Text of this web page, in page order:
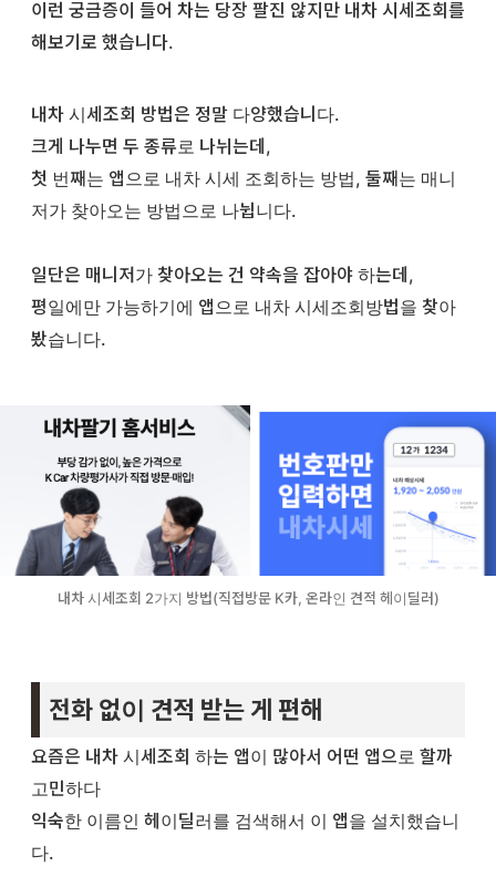
이런 궁금증이 들어 차는 당장 팔진 않지만 내차 시세조회를
해보기로 했습니다.
내차 시세조회 방법은 정말 다양했습니다.
크게 나누면 두 종류로 나뉘는데,
첫 번째는 앱으로 내차 시세 조회하는 방법, 둘째는 매니
저가 찾아오는 방법으로 나뉩니다.
일단은 매니저가 찾아오는 건 약속을 잡아야 하는데,
평일에만 가능하기에 앱으로 내차 시세조회방법을 찾아
봤습니다.
내차 시세조회 2가지 방법(직접방문 K카, 온라인 견적 헤이딜러)
전화 없이 견적 받는 게 편해
요즘은 내차 시세조회 하는 앱이 많아서 어떤 앱으로 할까
고민하다
익숙한 이름인 헤이딜러를 검색해서 이 앱을 설치했습니
다.